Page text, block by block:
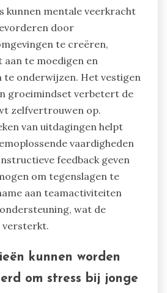
kunnen mentale veerkracht
door
te creëren,
te moedigen en
onderwijzen. Het vestigen
groeimindset verbetert de
zelfvertrouwen op.
van uitdagingen helpt
vaardigheden
feedback geven
om tegenslagen te
aan teamactiviteiten
wat de
versterkt.
kunnen worden
om stress bij jonge